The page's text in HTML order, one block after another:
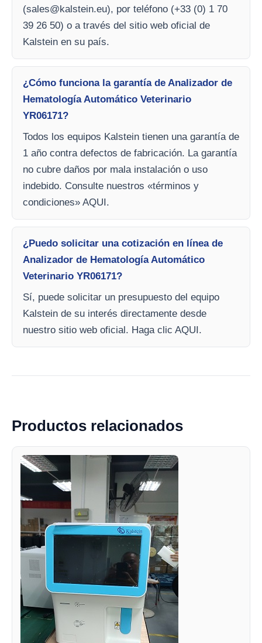
(sales@kalstein.eu), por teléfono (+33 (0) 1 70
39 26 50) o a través del sitio web oficial de
Kalstein en su país.
¿Cómo funciona la garantía de Analizador de
Hematología Automático Veterinario
YR06171?
Todos los equipos Kalstein tienen una garantía de
1 año contra defectos de fabricación. La garantía
no cubre daños por mala instalación o uso
indebido. Consulte nuestros «términos y
condiciones» AQUI.
¿Puedo solicitar una cotización en línea de
Analizador de Hematología Automático
Veterinario YR06171?
Sí, puede solicitar un presupuesto del equipo
Kalstein de su interés directamente desde
nuestro sitio web oficial. Haga clic AQUI.
Productos relacionados